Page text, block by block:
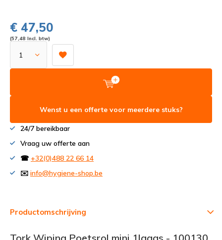
€ 47,50
(57,48 Incl. btw)
Wenst u een offerte voor meerdere stuks?
24/7 bereikbaar
Vraag uw offerte aan
☎ +32(0)488 22 66 14
✉️ info@hygiene-shop.be
Productomschrijving